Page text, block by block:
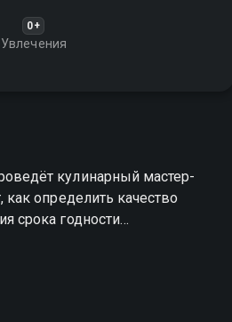
0+
Увлечения
кулинарный мастер-
как определить качество
срока годности
бесплатно в хорошем HD